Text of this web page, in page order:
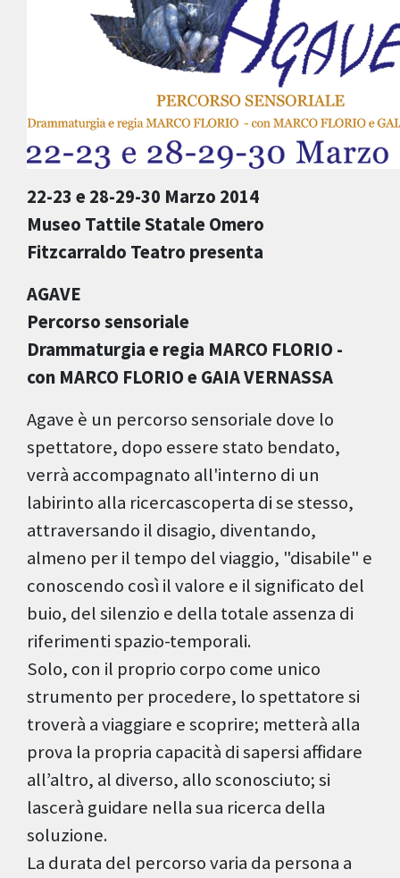
22-23 e 28-29-30 Marzo 2014
Museo Tattile Statale Omero
Fitzcarraldo Teatro presenta
AGAVE
Percorso sensoriale
Drammaturgia e regia MARCO FLORIO -
con MARCO FLORIO e GAIA VERNASSA
Agave è un percorso sensoriale dove lo
spettatore, dopo essere stato bendato,
verrà accompagnato all'interno di un
labirinto alla ricercascoperta di se stesso,
attraversando il disagio, diventando,
almeno per il tempo del viaggio, "disabile" e
conoscendo così il valore e il significato del
buio, del silenzio e della totale assenza di
riferimenti spazio-temporali.
Solo, con il proprio corpo come unico
strumento per procedere, lo spettatore si
troverà a viaggiare e scoprire; metterà alla
prova la propria capacità di sapersi affidare
all’altro, al diverso, allo sconosciuto; si
lascerà guidare nella sua ricerca della
soluzione.
La durata del percorso varia da persona a